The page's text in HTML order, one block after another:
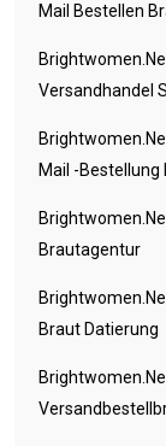
Mail Bestellen
Versandhandel
Mail -Bestellung
Brautagentur
Braut Datierung